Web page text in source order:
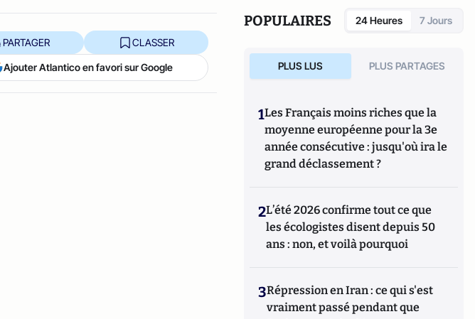
PARTAGER CLASSER
Ajouter Atlantico en favori sur Google
Shows.
POPULAIRES 24 Heures 7 Jours
PLUS LUS PLUS PARTAGES
1Les Français moins riches que la
moyenne européenne pour la 3e
année consécutive : jusqu'où ira le
grand déclassement ?
2L’été 2026 confirme tout ce que
les écologistes disent depuis 50
ans : non, et voilà pourquoi
3Répression en Iran : ce qui s'est
vraiment passé pendant que